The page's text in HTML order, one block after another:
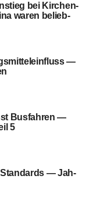
bei Kir­chen­
waren belieb­
—
Bus­fah­ren —
5
Stan­dards — Jah­